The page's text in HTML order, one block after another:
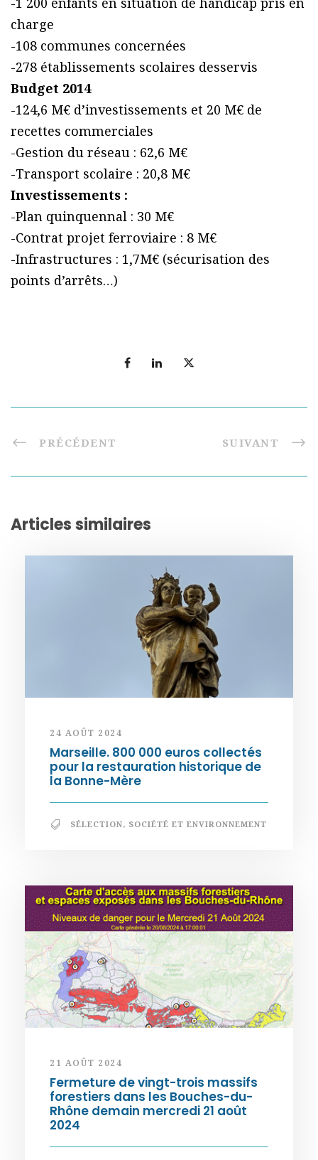
charge
-108 communes concernées
-278 établissements scolaires desservis
Budget 2014
-124,6 M€ d’investissements et 20 M€ de
recettes commerciales
-Gestion du réseau : 62,6 M€
-Transport scolaire : 20,8 M€
Investissements :
-Plan quinquennal : 30 M€
-Contrat projet ferroviaire : 8 M€
-Infrastructures : 1,7M€ (sécurisation des
points d’arrêts…)
PRÉCÉDENT SUIVANT
Articles similaires
24 AOÛT 2024
Marseille. 800 000 euros collectés
pour la restauration historique de
la Bonne-Mère
SÉLECTION, SOCIÉTÉ ET ENVIRONNEMENT
21 AOÛT 2024
Fermeture de vingt-trois massifs
forestiers dans les Bouches-du-
Rhône demain mercredi 21 août
2024